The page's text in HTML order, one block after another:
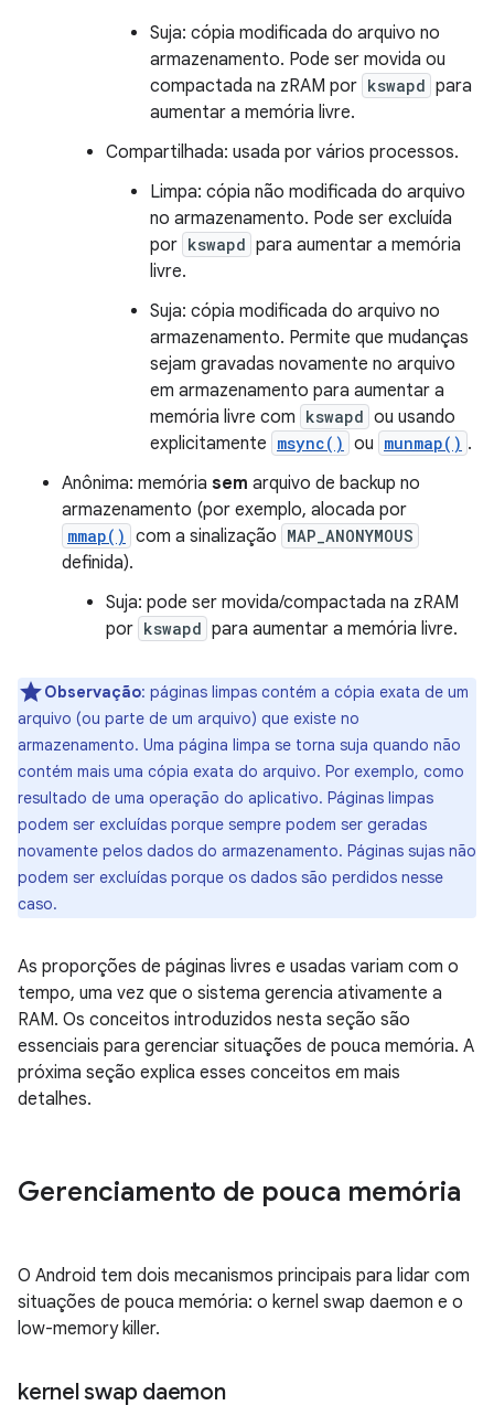
Suja: cópia modificada do arquivo no
armazenamento. Pode ser movida ou
compactada na zRAM por kswapd para
aumentar a memória livre.
Compartilhada: usada por vários processos.
Limpa: cópia não modificada do arquivo
no armazenamento. Pode ser excluída
por kswapd para aumentar a memória
livre.
Suja: cópia modificada do arquivo no
armazenamento. Permite que mudanças
sejam gravadas novamente no arquivo
em armazenamento para aumentar a
memória livre com kswapd ou usando
explicitamente msync() ou munmap() .
Anônima: memória sem arquivo de backup no
armazenamento (por exemplo, alocada por
mmap() com a sinalização MAP_ANONYMOUS
definida).
Suja: pode ser movida/compactada na zRAM
por kswapd para aumentar a memória livre.
Observação: páginas limpas contém a cópia exata de um
arquivo (ou parte de um arquivo) que existe no
armazenamento. Uma página limpa se torna suja quando não
contém mais uma cópia exata do arquivo. Por exemplo, como
resultado de uma operação do aplicativo. Páginas limpas
podem ser excluídas porque sempre podem ser geradas
novamente pelos dados do armazenamento. Páginas sujas não
podem ser excluídas porque os dados são perdidos nesse
caso.
As proporções de páginas livres e usadas variam com o
tempo, uma vez que o sistema gerencia ativamente a
RAM. Os conceitos introduzidos nesta seção são
essenciais para gerenciar situações de pouca memória. A
próxima seção explica esses conceitos em mais
detalhes.
Gerenciamento de pouca memória
O Android tem dois mecanismos principais para lidar com
situações de pouca memória: o kernel swap daemon e o
low-memory killer.
kernel swap daemon